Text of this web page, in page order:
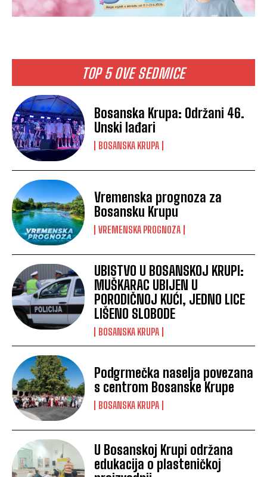
TOP 5 OVE SEDMICE
Bosanska Krupa: Održani 46.
Unski lađari
BOSANSKA KRUPA
Vremenska prognoza za
Bosansku Krupu
VREMENSKA PROGNOZA
UBISTVO U BOSANSKOJ KRUPI:
MUŠKARAC UBIJEN U
PORODIČNOJ KUĆI, JEDNO LICE
LIŠENO SLOBODE
BOSANSKA KRUPA
Podgrmečka naselja povezana
s centrom Bosanske Krupe
BOSANSKA KRUPA
U Bosanskoj Krupi održana
edukacija o plasteničkoj